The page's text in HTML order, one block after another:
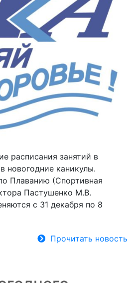
расписания занятий в
каникулы.
Плаванию (Спортивная
Пастушенко М.В.
с 31 декабря по 8
Прочитать новость